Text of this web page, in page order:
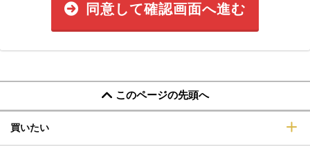
同意して確認画面へ進む
このページの先頭へ
買いたい